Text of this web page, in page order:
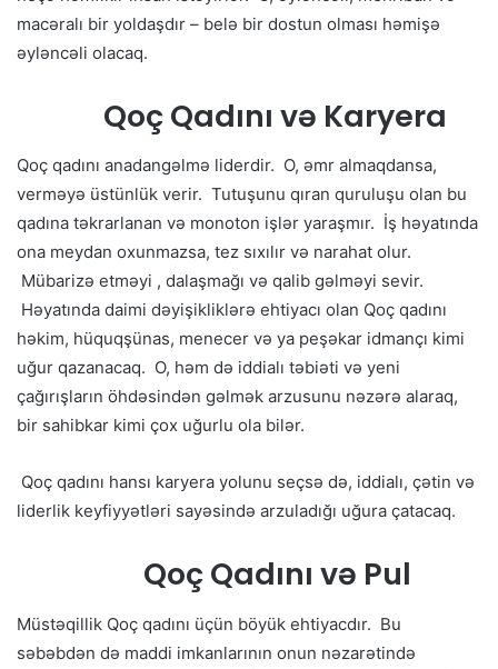
macəralı bir yoldaşdır – belə bir dostun olması həmişə
əyləncəli olacaq.
Qoç Qadını və Karyera
Qoç qadını anadangəlmə liderdir. O, əmr almaqdansa,
verməyə üstünlük verir. Tutuşunu qıran quruluşu olan bu
qadına təkrarlanan və monoton işlər yaraşmır. İş həyatında
ona meydan oxunmazsa, tez sıxılır və narahat olur.
Mübarizə etməyi , dalaşmağı və qalib gəlməyi sevir.
Həyatında daimi dəyişikliklərə ehtiyacı olan Qoç qadını
həkim, hüquqşünas, menecer və ya peşəkar idmançı kimi
uğur qazanacaq. O, həm də iddialı təbiəti və yeni
çağırışların öhdəsindən gəlmək arzusunu nəzərə alaraq,
bir sahibkar kimi çox uğurlu ola bilər.
Qoç qadını hansı karyera yolunu seçsə də, iddialı, çətin və
liderlik keyfiyyətləri sayəsində arzuladığı uğura çatacaq.
Qoç Qadını və Pul
Müstəqillik Qoç qadını üçün böyük ehtiyacdır. Bu
səbəbdən də maddi imkanlarının onun nəzarətində